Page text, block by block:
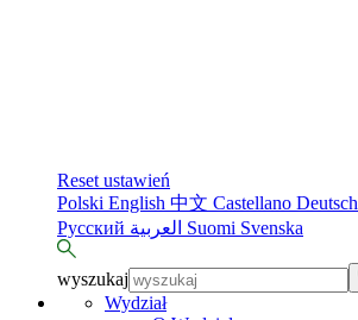
Reset ustawień
Polski English 中文 Castellano Deutsch
Русский
Suomi Svenska
wyszukaj
Wydział